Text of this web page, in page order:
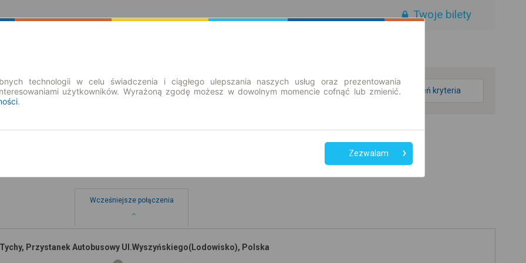
Twoje bilety
zmień kryteria
Wcześniejsze połączenia
Tychy, Przystanek Autobusowy Ul.Wyszyńskiego(Lodowisko), Polska
technologii w celu świadczenia i ciągłego ulepszania naszych usług oraz prezentowania
użytkowników. Wyrażoną zgodę możesz w dowolnym momencie cofnąć lub zmienić.
.
Zezwalam